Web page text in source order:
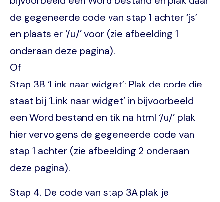
de gegeneerde code van stap 1 achter ‘js’
en plaats er ‘/u/’ voor (zie afbeelding 1
onderaan deze pagina).
Of
Stap 3B ‘Link naar widget’: Plak de code die
staat bij ‘Link naar widget’ in bijvoorbeeld
een Word bestand en tik na html ‘/u/’ plak
hier vervolgens de gegeneerde code van
stap 1 achter (zie afbeelding 2 onderaan
deze pagina).
Stap 4. De code van stap 3A plak je